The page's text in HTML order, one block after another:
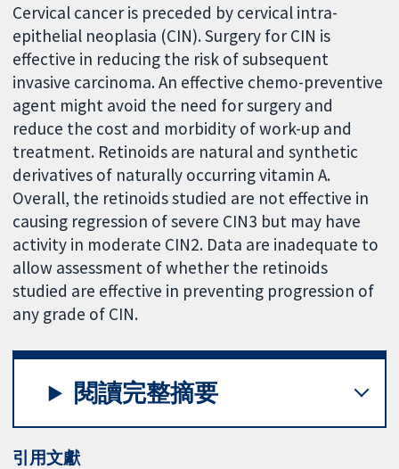
Cervical cancer is preceded by cervical intra-
epithelial neoplasia (CIN). Surgery for CIN is
effective in reducing the risk of subsequent
invasive carcinoma. An effective chemo-preventive
agent might avoid the need for surgery and
reduce the cost and morbidity of work-up and
treatment. Retinoids are natural and synthetic
derivatives of naturally occurring vitamin A.
Overall, the retinoids studied are not effective in
causing regression of severe CIN3 but may have
activity in moderate CIN2. Data are inadequate to
allow assessment of whether the retinoids
studied are effective in preventing progression of
any grade of CIN.
閱讀完整摘要
引用文獻